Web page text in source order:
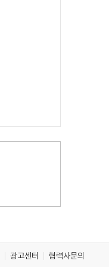
광고센터 협력사문의